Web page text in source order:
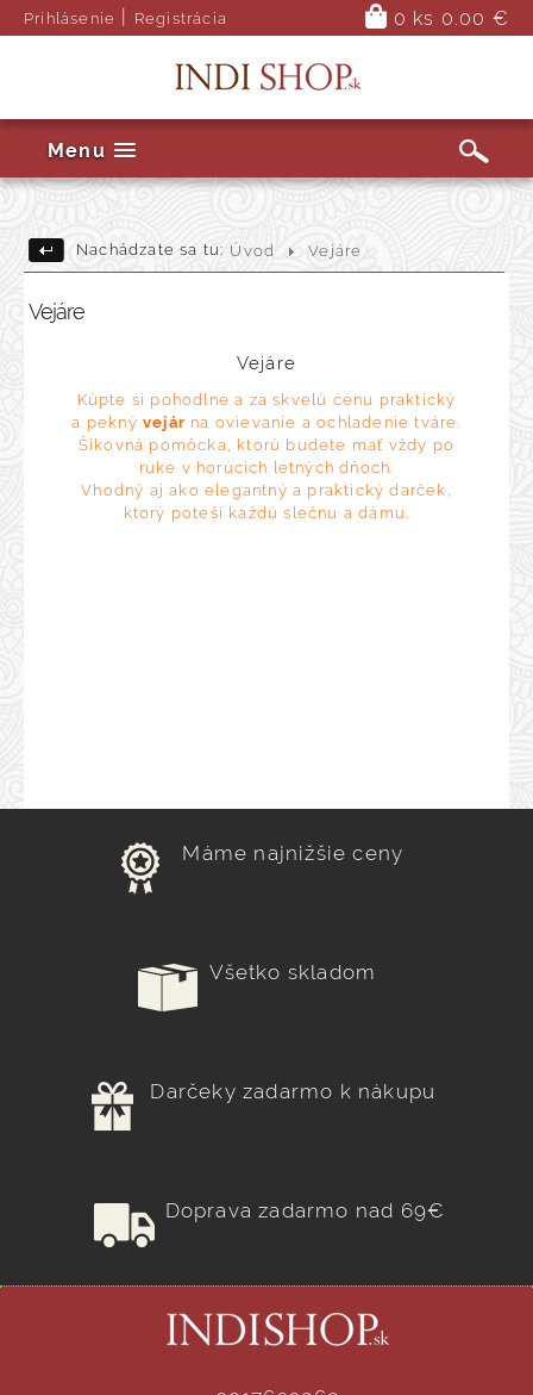
Prihlásenie Registrácia 0 ks 0.00 €
Menu
Nachádzate sa tu: Úvod Vejáre
Vejáre
Vejáre
Kúpte si pohodlne a za skvelú cenu praktický
a pekný vejár na ovievanie a ochladenie tváre.
Šikovná pomôcka, ktorú budete mať vždy po
ruke v horúcich letných dňoch.
Vhodný aj ako elegantný a praktický darček,
ktorý poteší každú slečnu a dámu.
Máme najnižšie ceny
Všetko skladom
Darčeky zadarmo k nákupu
Doprava zadarmo nad 69€